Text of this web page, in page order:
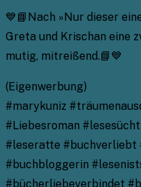
💙📘Nach »Nur dieser
Greta und Krischan eine
mutig, mitreißend.📘💙
(Eigenwerbung)
#marykuniz
#Liebesroman
#leseratte #buchverliebt
#buchbloggerin
#bücherliebeverbindet